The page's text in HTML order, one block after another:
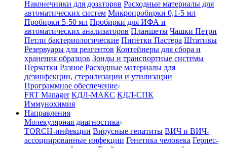
Наконечники для дозаторов Расходные материалы для
автоматических систем Микропробирки 0,1-5 мл
Пробирки 5-50 мл Пробирки для ИФА и
автоматических анализаторов Планшеты Чашки Петри
Петли бактериологические Пипетки Пастера Штативы
Резервуары для реагентов Контейнеры для сбора и
хранения образцов Зонды и транспортные системы
Перчатки Разное Расходные материалы для
дезинфекции, стерилизации и утилизации
Программное обеспечение
FRT Manager КДЛ-МАКС КДЛ-СПК
Иммунохимия
Направления
Молекулярная диагностика
TORCH-инфекции Вирусные гепатиты ВИЧ и ВИЧ-
ассоциированные инфекции Генетика человека Герпес-